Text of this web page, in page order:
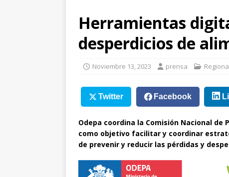
Herramientas
desperdicios de
Noviembre 13, 2023 prensa
Twitter Facebook
Odepa coordina la Comisión Nacional de
como objetivo facilitar y coordinar
de prevenir y reducir las pérdidas y